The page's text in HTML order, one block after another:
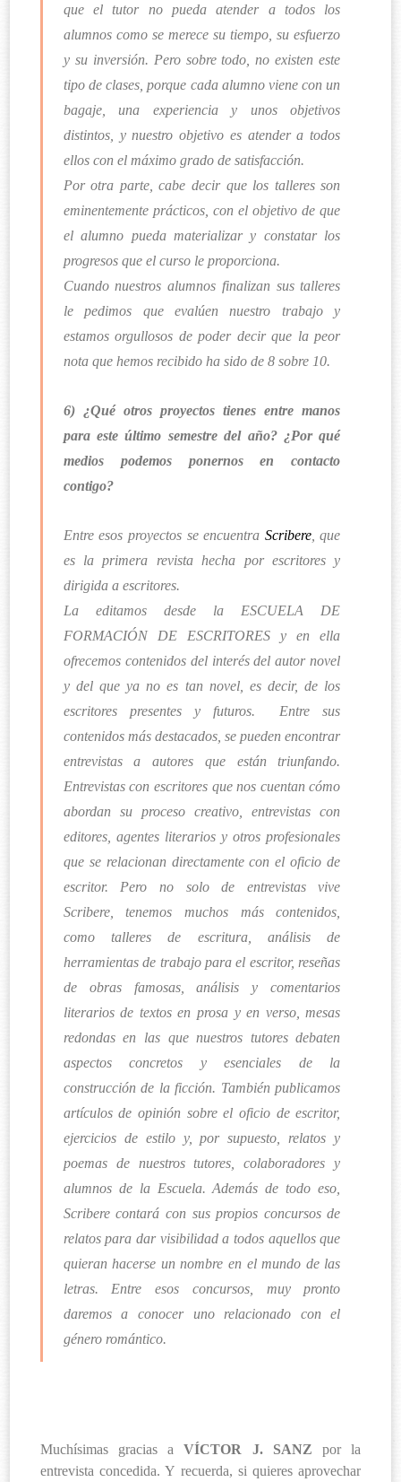
que el tutor no pueda atender a todos los
alumnos como se merece su tiempo, su esfuerzo
y su inversión. Pero sobre todo, no existen este
tipo de clases, porque cada alumno viene con un
bagaje, una experiencia y unos objetivos
distintos, y nuestro objetivo es atender a todos
ellos con el máximo grado de satisfacción.
Por otra parte, cabe decir que los talleres son
eminentemente prácticos, con el objetivo de que
el alumno pueda materializar y constatar los
progresos que el curso le proporciona.
Cuando nuestros alumnos finalizan sus talleres
le pedimos que evalúen nuestro trabajo y
estamos orgullosos de poder decir que la peor
nota que hemos recibido ha sido de 8 sobre 10.
6) ¿Qué otros proyectos tienes entre manos
para este último semestre del año? ¿Por qué
medios podemos ponernos en contacto
contigo?
Entre esos proyectos se encuentra Scribere, que
es la primera revista hecha por escritores y
dirigida a escritores.
La editamos desde la ESCUELA DE
FORMACIÓN DE ESCRITORES y en ella
ofrecemos contenidos del interés del autor novel
y del que ya no es tan novel, es decir, de los
escritores presentes y futuros.
Entre sus
contenidos más destacados, se pueden encontrar
entrevistas a autores que están triunfando.
Entrevistas con escritores que nos cuentan cómo
abordan su proceso creativo, entrevistas con
editores, agentes literarios y otros profesionales
que se relacionan directamente con el oficio de
escritor. Pero no solo de entrevistas vive
Scribere, tenemos muchos más contenidos,
como talleres de escritura, análisis de
herramientas de trabajo para el escritor, reseñas
de obras famosas, análisis y comentarios
literarios de textos en prosa y en verso, mesas
redondas en las que nuestros tutores debaten
aspectos concretos y esenciales de la
construcción de la ficción. También publicamos
artículos de opinión sobre el oficio de escritor,
ejercicios de estilo y, por supuesto, relatos y
poemas de nuestros tutores, colaboradores y
alumnos de la Escuela. Además de todo eso,
Scribere contará con sus propios concursos de
relatos para dar visibilidad a todos aquellos que
quieran hacerse un nombre en el mundo de las
letras. Entre esos concursos, muy pronto
daremos a conocer uno relacionado con el
género romántico.
Muchísimas gracias aVÍCTOR J. SANZ por la
entrevista concedida. Y recuerda, si quieres aprovechar